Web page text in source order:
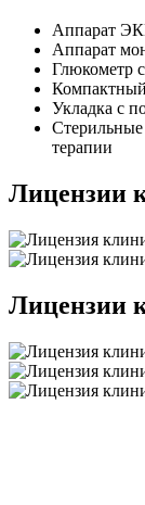
Аппарат
Аппарат
Глюкометр
Укладка с
Стерильные
терапии
Лицензии
Лицензии